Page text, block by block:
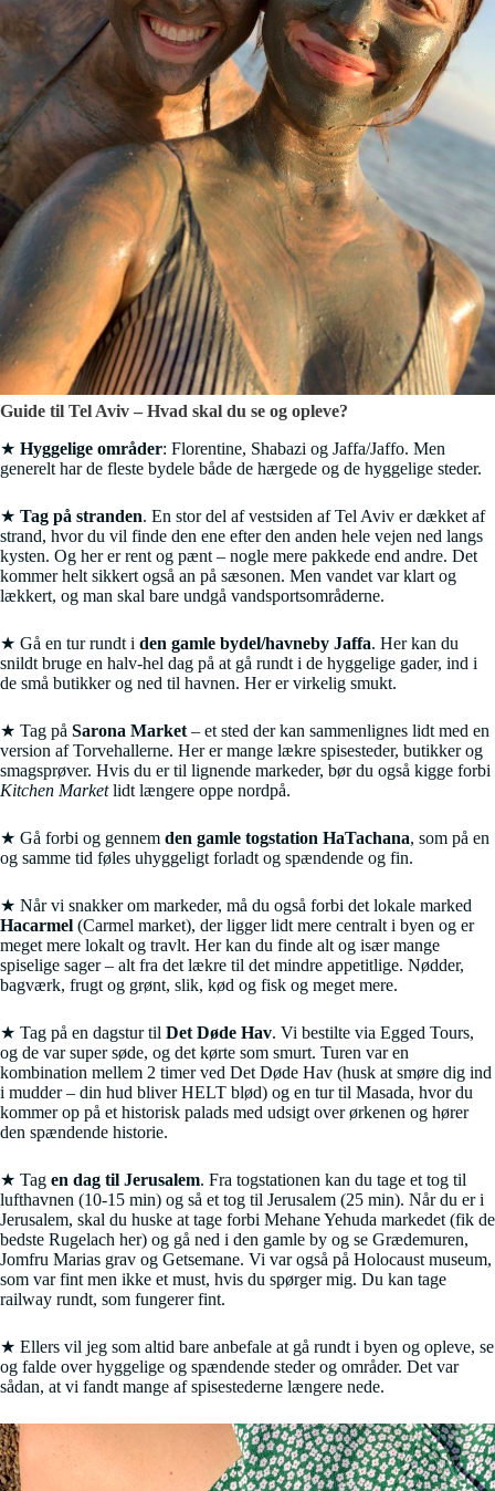
Guide til Tel Aviv – Hvad skal du se og opleve?
★ Hyggelige områder: Florentine, Shabazi og Jaffa/Jaffo. Men
generelt har de fleste bydele både de hærgede og de hyggelige steder.
★ Tag på stranden. En stor del af vestsiden af Tel Aviv er dækket af
strand, hvor du vil finde den ene efter den anden hele vejen ned langs
kysten. Og her er rent og pænt – nogle mere pakkede end andre. Det
kommer helt sikkert også an på sæsonen. Men vandet var klart og
lækkert, og man skal bare undgå vandsportsområderne.
★ Gå en tur rundt i den gamle bydel/havneby Jaffa. Her kan du
snildt bruge en halv-hel dag på at gå rundt i de hyggelige gader, ind i
de små butikker og ned til havnen. Her er virkelig smukt.
★ Tag på Sarona Market – et sted der kan sammenlignes lidt med en
version af Torvehallerne. Her er mange lækre spisesteder, butikker og
smagsprøver. Hvis du er til lignende markeder, bør du også kigge forbi
Kitchen Marketlidt længere oppe nordpå.
★ Gå forbi og gennem den gamle togstation HaTachana, som på en
og samme tid føles uhyggeligt forladt og spændende og fin.
★ Når vi snakker om markeder, må du også forbi det lokale marked
Hacarmel (Carmel market), der ligger lidt mere centralt i byen og er
meget mere lokalt og travlt. Her kan du finde alt og især mange
spiselige sager – alt fra det lækre til det mindre appetitlige. Nødder,
bagværk, frugt og grønt, slik, kød og fisk og meget mere.
★ Tag på en dagstur til Det Døde Hav. Vi bestilte via Egged Tours,
og de var super søde, og det kørte som smurt. Turen var en
kombination mellem 2 timer ved Det Døde Hav (husk at smøre dig ind
i mudder – din hud bliver HELT blød) og en tur til Masada, hvor du
kommer op på et historisk palads med udsigt over ørkenen og hører
den spændende historie.
★ Tag en dag til Jerusalem. Fra togstationen kan du tage et tog til
lufthavnen (10-15 min) og så et tog til Jerusalem (25 min). Når du er i
Jerusalem, skal du huske at tage forbi Mehane Yehuda markedet (fik de
bedste Rugelach her) og gå ned i den gamle by og se Grædemuren,
Jomfru Marias grav og Getsemane. Vi var også på Holocaust museum,
som var fint men ikke et must, hvis du spørger mig. Du kan tage
railway rundt, som fungerer fint.
★ Ellers vil jeg som altid bare anbefale at gå rundt i byen og opleve, se
og falde over hyggelige og spændende steder og områder. Det var
sådan, at vi fandt mange af spisestederne længere nede.